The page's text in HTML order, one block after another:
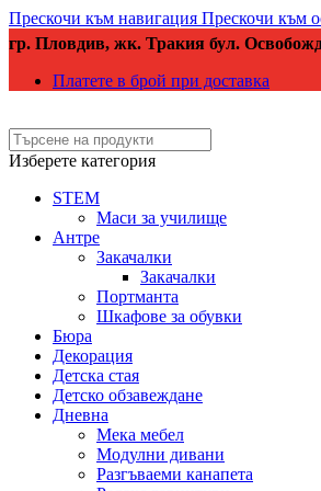
Прескочи към навигация Прескочи към
гр. Пловдив, жк. Тракия бул.
Платете в брой при доставка
Изберете категория
STEM
Маси за училище
Антре
Закачалки
Закачалки
Портманта
Шкафове за обувки
Бюра
Декорация
Детска стая
Детско обзавеждане
Дневна
Мека мебел
Модулни дивани
Разгъваеми канапета